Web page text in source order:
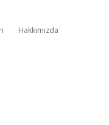
Hakkımızda